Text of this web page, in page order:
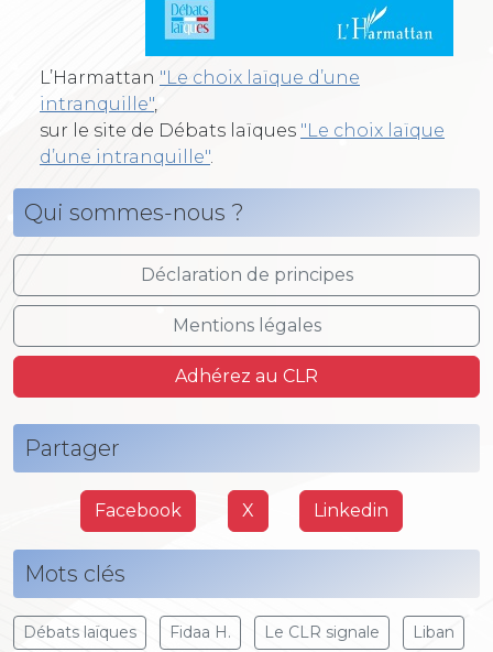
L’Harmattan "Le choix laïque d’une
intranquille"
sur le site de Débats laïques "Le choix laïque
d’une intranquille"
Qui sommes-nous ?
Déclaration de principes
Mentions légales
Adhérez au CLR
Partager
Facebook X Linkedin
Mots clés
Débats laïques Fidaa H. Le CLR signale Liban